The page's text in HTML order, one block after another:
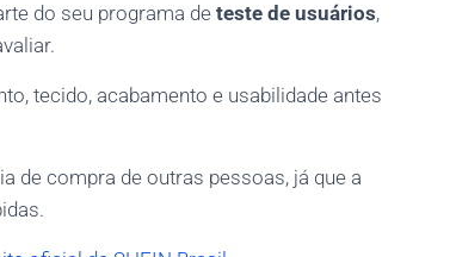
do seu programa deteste de usuários,
tecido, acabamento e usabilidade antes
de compra de outras pessoas, já que a